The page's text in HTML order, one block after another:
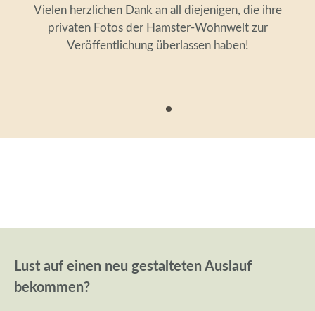
Vielen herzlichen Dank an all diejenigen, die ihre
privaten Fotos der Hamster-Wohnwelt zur
Veröffentlichung überlassen haben!
Lust auf einen neu gestalteten Auslauf
bekommen?